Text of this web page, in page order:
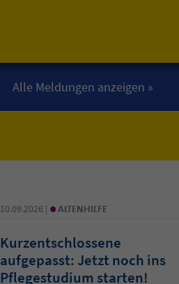
10.09.2026 | • ALTENHILFE
Kurzentschlossene
aufgepasst: Jetzt noch ins
Pflegestudium starten!